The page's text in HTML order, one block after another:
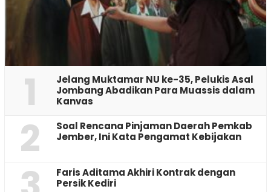
1
Jelang Muktamar NU ke-35, Pelukis Asal
Jombang Abadikan Para Muassis dalam
Kanvas
2
‎Soal Rencana Pinjaman Daerah Pemkab
Jember, Ini Kata Pengamat Kebijakan ‎
Faris Aditama Akhiri Kontrak dengan
Persik Kediri